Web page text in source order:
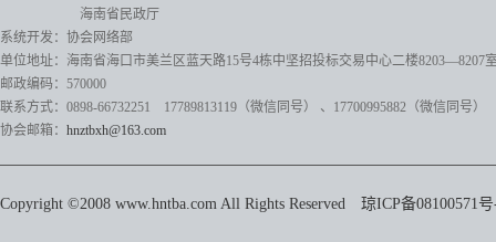
海南省民政厅
系统开发：协会网络部
单位地址：海南省海口市美兰区蓝天路15号4栋中坚招投标交易中心二楼8203—8207
邮政编码：570000
联系方式：0898-66732251 17789813119（微信同号）
、17700995882 （微信同号）
协会邮箱： hnztbxh@163.com
Copyright ©2008 www.hntba.com All Rights Reserved 琼ICP备08100571